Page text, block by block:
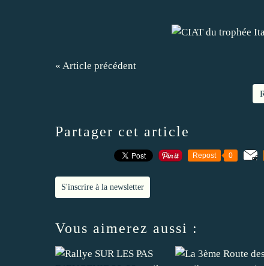
« Article précédent
Partager cet article
Repost 0
S'inscrire à la newsletter
Vous aimerez aussi :